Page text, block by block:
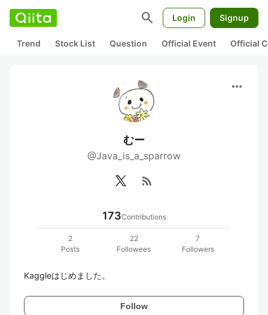
search Login Signup
Trend Stock List Question Official Event Official
more_horiz
むー
@Java_is_a_sparrow
rss_feed
173Contributions
2
Posts
22
Followees
7
Followers
Kaggleはじめました。
Follow